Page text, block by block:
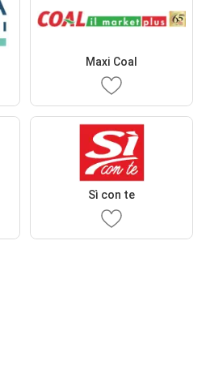
Maxi Coal
Sì con te